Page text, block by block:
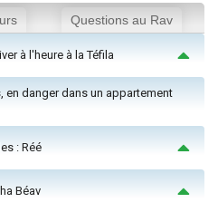
Questions au Rav
à l'heure à la Téfila
en danger dans un appartement
: Réé
Béav